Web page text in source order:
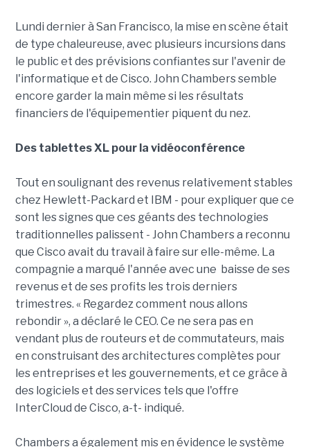
Lundi dernier à San Francisco, la mise en scène était
de type chaleureuse, avec plusieurs incursions dans
le public et des prévisions confiantes sur l'avenir de
l'informatique et de Cisco. John Chambers semble
encore garder la main même si les résultats
financiers de l'équipementier piquent du nez.
Des tablettes XL pour la vidéoconférence
Tout en soulignant des revenus relativement stables
chez Hewlett-Packard et IBM - pour expliquer que ce
sont les signes que ces géants des technologies
traditionnelles palissent - John Chambers a reconnu
que Cisco avait du travail à faire sur elle-même. La
compagnie a marqué l'année avec une baisse de ses
revenus et de ses profits les trois derniers
trimestres. « Regardez comment nous allons
rebondir », a déclaré le CEO. Ce ne sera pas en
vendant plus de routeurs et de commutateurs, mais
en construisant des architectures complètes pour
les entreprises et les gouvernements, et ce grâce à
des logiciels et des services tels que l'offre
InterCloud de Cisco, a-t- indiqué.
Chambers a également mis en évidence le système